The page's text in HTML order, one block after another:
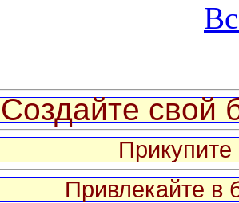
Создайте свой
Привлекайте в